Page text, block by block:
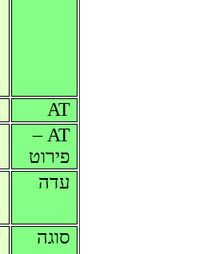
AT
AT –
פירוט
עדה
סוגה